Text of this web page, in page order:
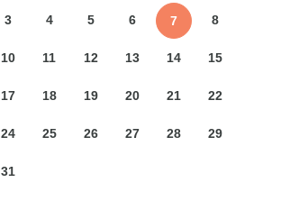
3 4 5 6 7 8
10 11 12 13 14 15
17 18 19 20 21 22
24 25 26 27 28 29
31